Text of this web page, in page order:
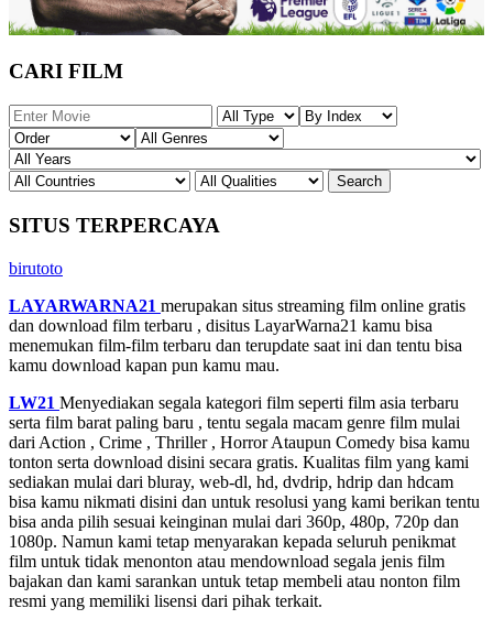
CARI FILM
SITUS TERPERCAYA
birutoto
LAYARWARNA21 merupakan situs streaming film online gratis
dan download film terbaru , disitus LayarWarna21 kamu bisa
menemukan film-film terbaru dan terupdate saat ini dan tentu bisa
kamu download kapan pun kamu mau.
LW21 Menyediakan segala kategori film seperti film asia terbaru
serta film barat paling baru , tentu segala macam genre film mulai
dari Action , Crime , Thriller , Horror Ataupun Comedy bisa kamu
tonton serta download disini secara gratis. Kualitas film yang kami
sediakan mulai dari bluray, web-dl, hd, dvdrip, hdrip dan hdcam
bisa kamu nikmati disini dan untuk resolusi yang kami berikan tentu
bisa anda pilih sesuai keinginan mulai dari 360p, 480p, 720p dan
1080p. Namun kami tetap menyarakan kepada seluruh penikmat
film untuk tidak menonton atau mendownload segala jenis film
bajakan dan kami sarankan untuk tetap membeli atau nonton film
resmi yang memiliki lisensi dari pihak terkait.